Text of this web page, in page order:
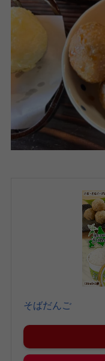
そばだんご